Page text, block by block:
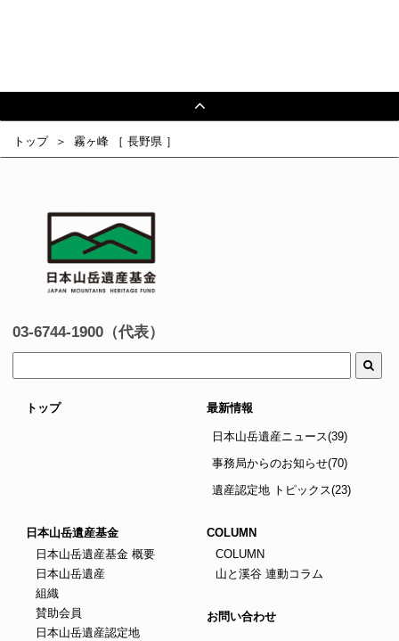
トップ 霧ヶ峰 ［ 長野県 ］
03-6744-1900（代表）
トップ 最新情報
日本山岳遺産ニュース(39)
事務局からのお知らせ(70)
遺産認定地 トピックス(23)
日本山岳遺産基金
日本山岳遺産基金 概要
日本山岳遺産
組織
賛助会員
日本山岳遺産認定地
COLUMN
COLUMN
山と溪谷 連動コラム
お問い合わせ